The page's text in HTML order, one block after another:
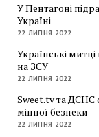
У Пентагоні
Україні
22 ЛИПНЯ 2022
Українські
на ЗСУ
22 ЛИПНЯ 2022
Sweet.tv та ДСНС
мінної безпеки
22 ЛИПНЯ 2022